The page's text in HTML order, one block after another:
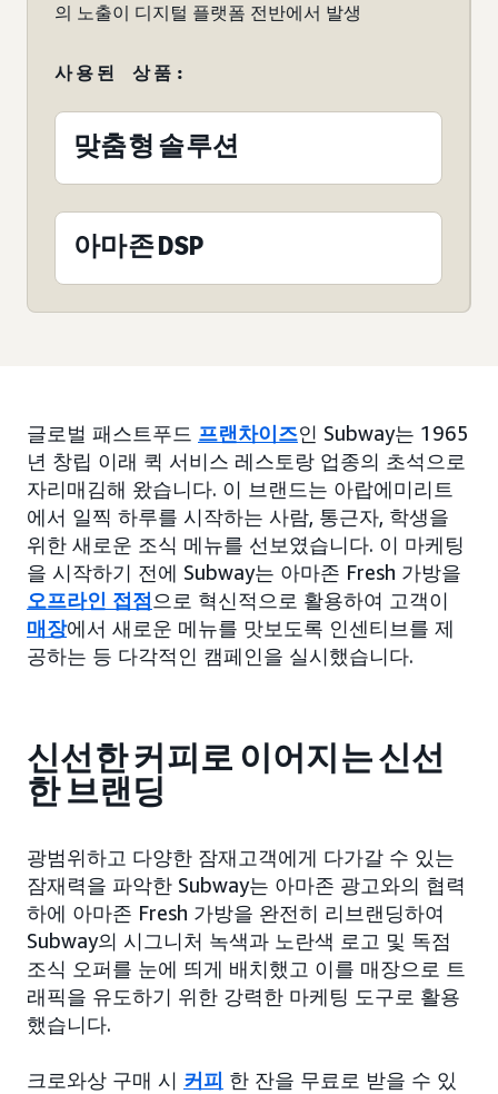
의 노출이 디지털 플랫폼 전반에서 발생
사용된 상품:
맞춤형 솔루션
아마존 DSP
글로벌 패스트푸드 프랜차이즈인 Subway는 1965
년 창립 이래 퀵 서비스 레스토랑 업종의 초석으로
자리매김해 왔습니다. 이 브랜드는 아랍에미리트
에서 일찍 하루를 시작하는 사람, 통근자, 학생을
위한 새로운 조식 메뉴를 선보였습니다. 이 마케팅
을 시작하기 전에 Subway는 아마존 Fresh 가방을
오프라인 접점 으로 혁신적으로 활용하여 고객이
매장에서 새로운 메뉴를 맛보도록 인센티브를 제
공하는 등 다각적인 캠페인을 실시했습니다.
신선한 커피로 이어지는 신선
한 브랜딩
광범위하고 다양한 잠재고객에게 다가갈 수 있는
잠재력을 파악한 Subway는 아마존 광고와의 협력
하에 아마존 Fresh 가방을 완전히 리브랜딩하여
Subway의 시그니처 녹색과 노란색 로고 및 독점
조식 오퍼를 눈에 띄게 배치했고 이를 매장으로 트
래픽을 유도하기 위한 강력한 마케팅 도구로 활용
했습니다.
크로와상 구매 시 커피 한 잔을 무료로 받을 수 있